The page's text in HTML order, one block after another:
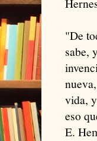
"De
sabe,
vida,
eso
E.